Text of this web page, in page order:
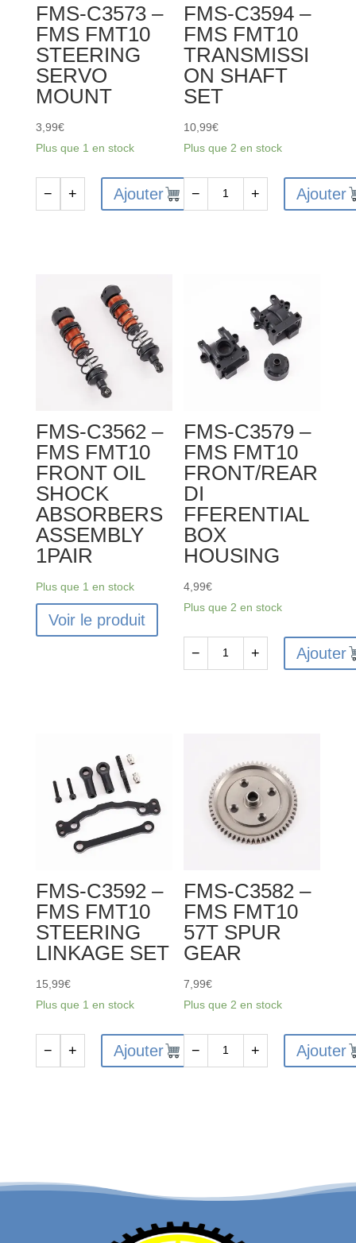
FMS-C3573 –
FMS FMT10
STEERING
SERVO
MOUNT
3,99€
Plus que 1 en stock
FMS
FMT10
STEERING
− + Ajouter
FMS-C3594 –
FMS FMT10
TRANSMISSI
ON SHAFT
SET
10,99€
Plus que 2 en stock
FMT10
TRANSMISSION
SHAFT
− + Ajouter
FMS-C3562 –
FMS FMT10
FRONT OIL
SHOCK
ABSORBERS
ASSEMBLY
1PAIR
Plus que 1 en stock
Voir le produit
FMS-C3579 –
FMS FMT10
FRONT/REAR
DI
FFERENTIAL
BOX
HOUSING
4,99€
Plus que 2 en stock
FMT10
FRONT/REAR
FFERENTIAL
HOUSING
− + Ajouter
FMS-C3592 –
FMS FMT10
STEERING
LINKAGE SET
15,99€
Plus que 1 en stock
FMT10
− + Ajouter
FMS-C3582 –
FMS FMT10
57T SPUR
GEAR
7,99€
Plus que 2 en stock
57T
SPUR
− + Ajouter